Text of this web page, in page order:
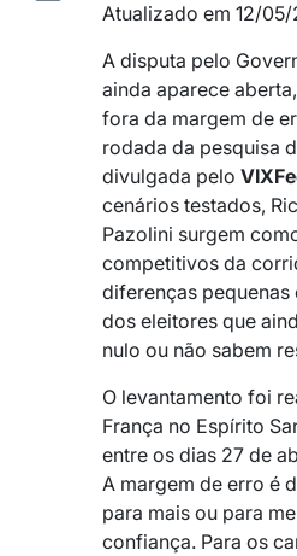
Atualizado em 12/05/
A disputa pelo
ainda aparece
fora da margem de
rodada da pesquisa
divulgada pelo
cenários testados,
Pazolini surgem
competitivos da
diferenças pequenas
dos eleitores que
nulo ou não sabem
O levantamento foi
França no Espírito
entre os dias 27 de
A margem de erro é
para mais ou para
confiança. Para os